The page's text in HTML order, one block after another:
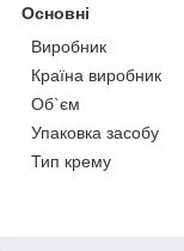
Основні
Виробник
Країна виробник
Об`єм
Упаковка засобу
Тип крему